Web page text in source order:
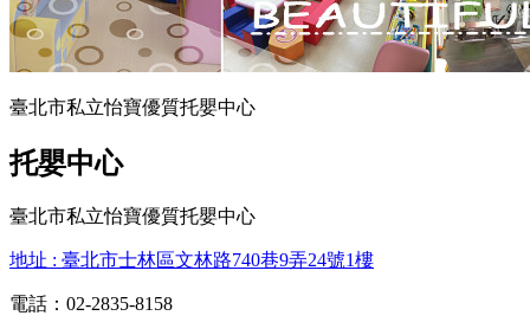
臺北市私立怡寶優質托嬰中心
托嬰中心
臺北市私立怡寶優質托嬰中心
地址 : 臺北市士林區文林路740巷9弄24號1樓
電話：02-2835-8158